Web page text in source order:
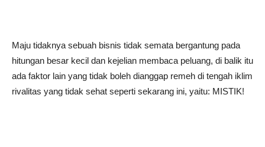
Maju tidaknya sebuah bisnis tidak semata bergantung pada
hitungan besar kecil dan kejelian membaca peluang, di balik itu
ada faktor lain yang tidak boleh dianggap remeh di tengah iklim
rivalitas yang tidak sehat seperti sekarang ini, yaitu: MISTIK!